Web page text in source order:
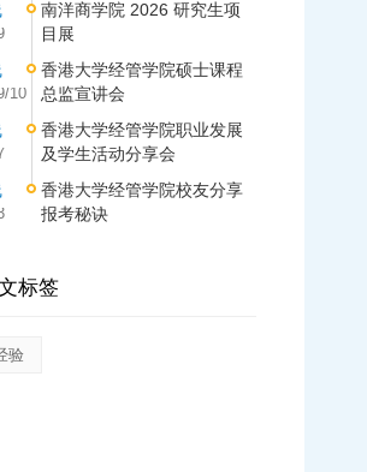
南洋商学院 2026 研究生项
目展
10
香港大学经管学院硕士课程
总监宣讲会
香港大学经管学院职业发展
及学生活动分享会
香港大学经管学院校友分享
报考秘诀
标签
验